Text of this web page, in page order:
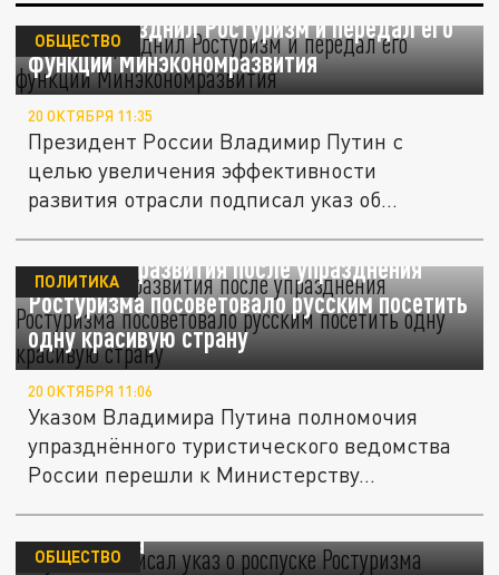
Путин упразднил Ростуризм и передал его
функции Минэкономразвития
ОБЩЕСТВО
20 ОКТЯБРЯ 11:35
Президент России Владимир Путин с
целью увеличения эффективности
развития отрасли подписал указ об
Минэкономразвития после упразднения
Ростуризма посоветовало русским посетить
одну красивую страну
ПОЛИТИКА
20 ОКТЯБРЯ 11:06
Указом Владимира Путина полномочия
упразднённого туристического ведомства
России перешли к Министерству...
Путин подписал указ о роспуске
Ростуризма
ОБЩЕСТВО